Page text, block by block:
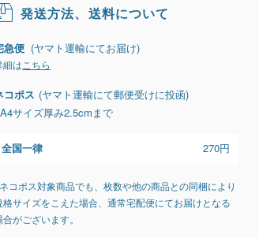
発送方法、送料について
急便 (ヤマト運輸にてお届け)
細は こちら
コポス (ヤマト運輸にて郵便受けに投函)
サイズ厚み2.5cmまで
全国一律 270円
コポス対象商品でも、枚数や他の商品との同梱により
格サイズをこえた場合、通常宅配便にてお届けとなる
合がございます。